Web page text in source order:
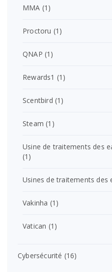
MMA (1)
Proctoru (1)
QNAP (1)
Rewards1 (1)
Scentbird (1)
Steam (1)
Usine de traitements des
(1)
Usines de traitements des
Vakinha (1)
Vatican (1)
Cybersécurité (16)